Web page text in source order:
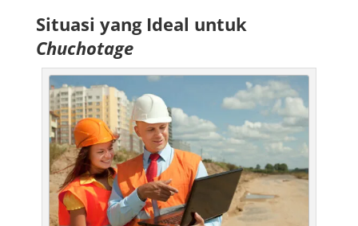
Situasi yang Ideal untuk
Chuchotage